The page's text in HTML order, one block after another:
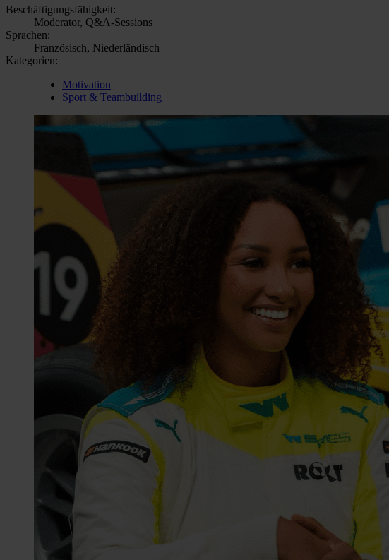
Beschäftigungsfähigkeit:
Moderator, Q&A-Sessions
Sprachen:
Französisch, Niederländisch
Kategorien:
Motivation
Sport & Teambuilding